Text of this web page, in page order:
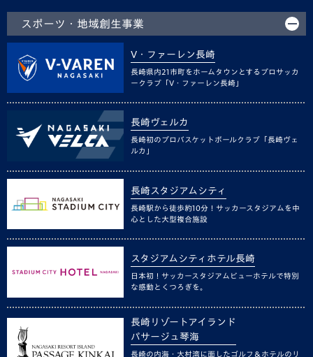
スポーツ・地域創生事業
V・ファーレン長崎
長崎県内21市町をホームタウンとするプロサッカ
ークラブ「V・ファーレン長崎」
長崎ヴェルカ
長崎初のプロバスケットボールクラブ「長崎ヴェ
ルカ」
長崎スタジアムシティ
長崎駅から徒歩約10分！サッカースタジアムを中
心とした大型複合施設
スタジアムシティホテル長崎
日本初！サッカースタジアムビューホテルで特別
な感動とくつろぎを。
長崎リゾートアイランド
パサージュ琴海
長崎の内海・大村湾に面したゴルフ＆ホテルのリ